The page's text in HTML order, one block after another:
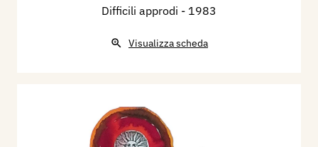
Difficili approdi - 1983
Visualizza scheda